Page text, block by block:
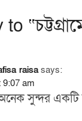
raisa says:
9:07 am
অনেক সুন্দর